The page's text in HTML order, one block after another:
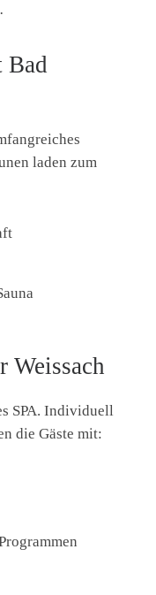
Bad
laden zum
Weissach
SPA. Individuell
die Gäste mit: